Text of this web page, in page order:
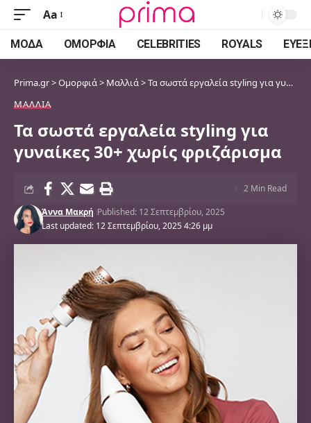
Font
Resizer
Aa
ΜΌΔΑ ΟΜΟΡΦΙΆ CELEBRITIES ROYALS
Prima.gr>Ομορφιά> Μαλλιά>Τα σωστά εργαλεία styling για γυναίκες 30+ χωρίς φριζάρισμα
ΜΑΛΛΙΆ
Τα σωστά εργαλεία styling για
γυναίκες 30+ χωρίς φριζάρισμα
Last updated: 12 Σεπτεμβρίου, 2025 4:26 μμ
Άννα Μακρή Published: 12 Σεπτεμβρίου, 2025
2 Min Read